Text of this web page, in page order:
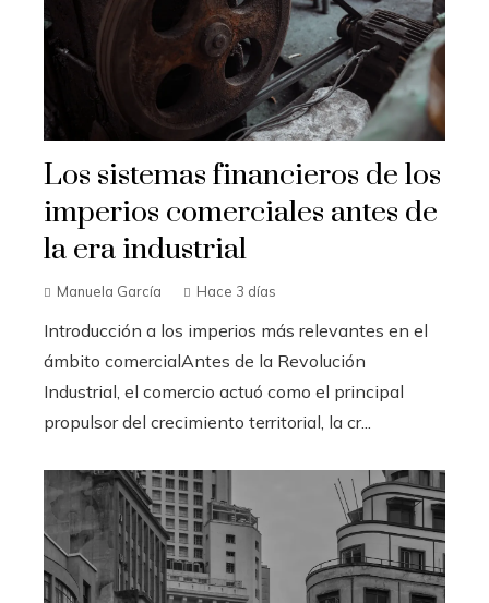
Los sistemas financieros de los
imperios comerciales antes de
la era industrial
Manuela García Hace 3 días
Introducción a los imperios más relevantes en el
ámbito comercialAntes de la Revolución
Industrial, el comercio actuó como el principal
propulsor del crecimiento territorial, la cr...